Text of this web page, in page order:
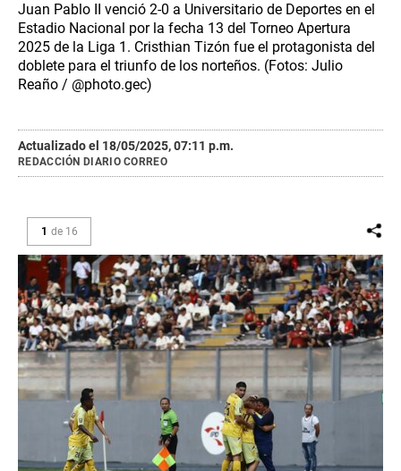
Juan Pablo II venció 2-0 a Universitario de Deportes en el
Estadio Nacional por la fecha 13 del Torneo Apertura
2025 de la Liga 1. Cristhian Tizón fue el protagonista del
doblete para el triunfo de los norteños. (Fotos: Julio
Reaño / @photo.gec)
REDACCIÓN DIARIO CORREO
Actualizado el 18/05/2025, 07:11 p.m.
1 de 16